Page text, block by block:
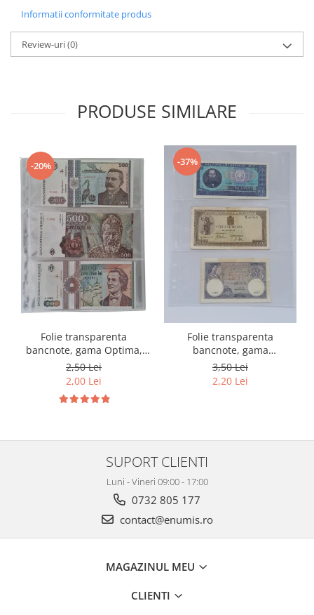
Informatii conformitate produs
Review-uri(0)
PRODUSE SIMILARE
-20%
Folie transparenta
bancnote, gama Optima,
cod SH252, 3
compartimente
2,50 Lei
2,00 Lei
-37%
Folie transparenta
bancnote, gama
Grande(A4), cod SH312, 3
compartimente
3,50 Lei
2,20 Lei
SUPORT CLIENTI
Luni - Vineri 09:00 - 17:00
0732 805 177
contact@enumis.ro
MAGAZINUL MEU
CLIENTI